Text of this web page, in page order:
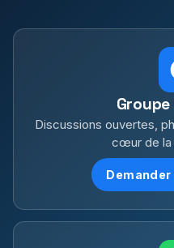
Discussions ouvertes,
cœur de la